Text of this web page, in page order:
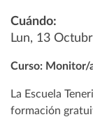
Cuándo:
Lun, 13
Curso: Monitor/
La Escuela
formación